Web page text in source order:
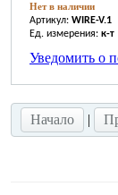
Нет в наличии
Артикул: WIRE-V.1
Ед. измерения: к-т
Уведомить о
Начало |